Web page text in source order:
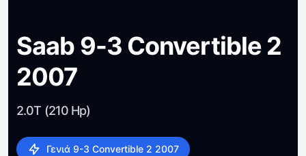
Saab 9-3 Convertible 2
2007
2.0T (210 Hp)
Γενιά 9-3 Convertible 2 2007